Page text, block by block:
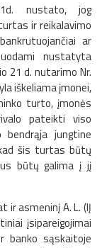
nustato, jog
ir reikalavimo
ar
nustatyta
21 d. nutarimo Nr.
iškeliama įmonei,
turto, įmonės
pateikti viso
jungtine
šis turtas būtų
būtų galima į jį
asmeninį A. L. (IĮ
įsipareigojimai
banko sąskaitoje